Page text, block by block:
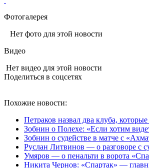
Фотогалерея
Нет фото для этой новости
Видео
Нет видео для этой новости
Поделиться в соцсетях
Похожие новости:
Петраков назвал два клуба,
Зобнин о Полехе: «Если хотим
Зобнин о судействе в матче с
Руслан Литвинов — о разговоре с
Умяров — о пенальти в ворота
Никита Чернов: «Спартак» —